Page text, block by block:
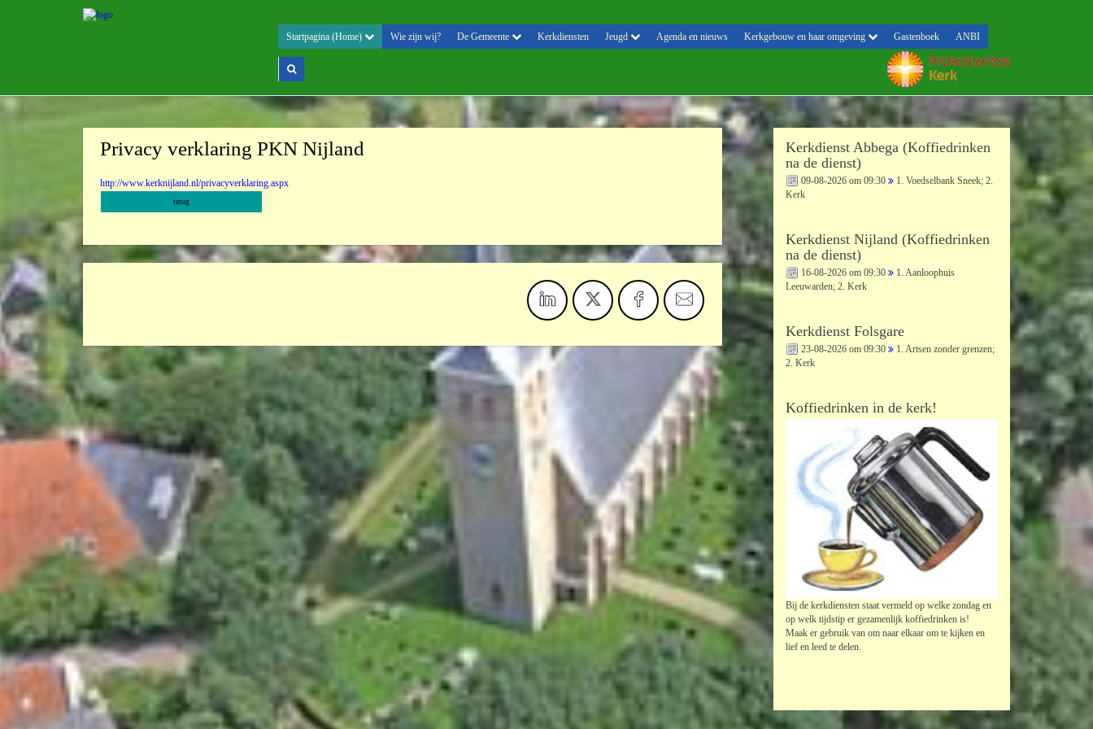
Startpagina (Home) Wie zijn wij? De Gemeente Kerkdiensten Jeugd Agenda en nieuws Kerkgebouw en haar omgeving Gastenboek ANBI
Privacy verklaring PKN Nijland
http://www.kerknijland.nl/privacyverklaring.aspx
terug
Kerkdienst Abbega (Koffiedrinken
na de dienst)
09-08-2026 om 09:30
1. Voedselbank Sneek; 2.
Kerk
Kerkdienst Nijland (Koffiedrinken
na de dienst)
16-08-2026 om 09:30
1. Aanloophuis
Leeuwarden; 2. Kerk
Kerkdienst Folsgare
23-08-2026 om 09:30
1. Artsen zonder grenzen;
2. Kerk
Koffiedrinken in de kerk!
Bij de kerkdiensten staat vermeld op welke zondag en
op welk tijdstip er gezamenlijk koffiedrinken is!
Maak er gebruik van om naar elkaar om te kijken en
lief en leed te delen.